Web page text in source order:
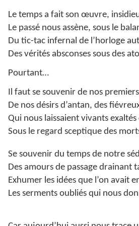
Le temps a fait son œuvre,
Le passé nous assène, sous le
Du tic-tac infernal de l’horloge
Des vérités absconses sous des
Pourtant…
Il faut se souvenir de nos
De nos désirs d’antan, des
Qui nous laissaient vivants
Sous le regard sceptique des
Se souvenir du temps de notre
Des amours de passage drainant
Exhumer les idées que l’on avait
Les serments oubliés qui nous